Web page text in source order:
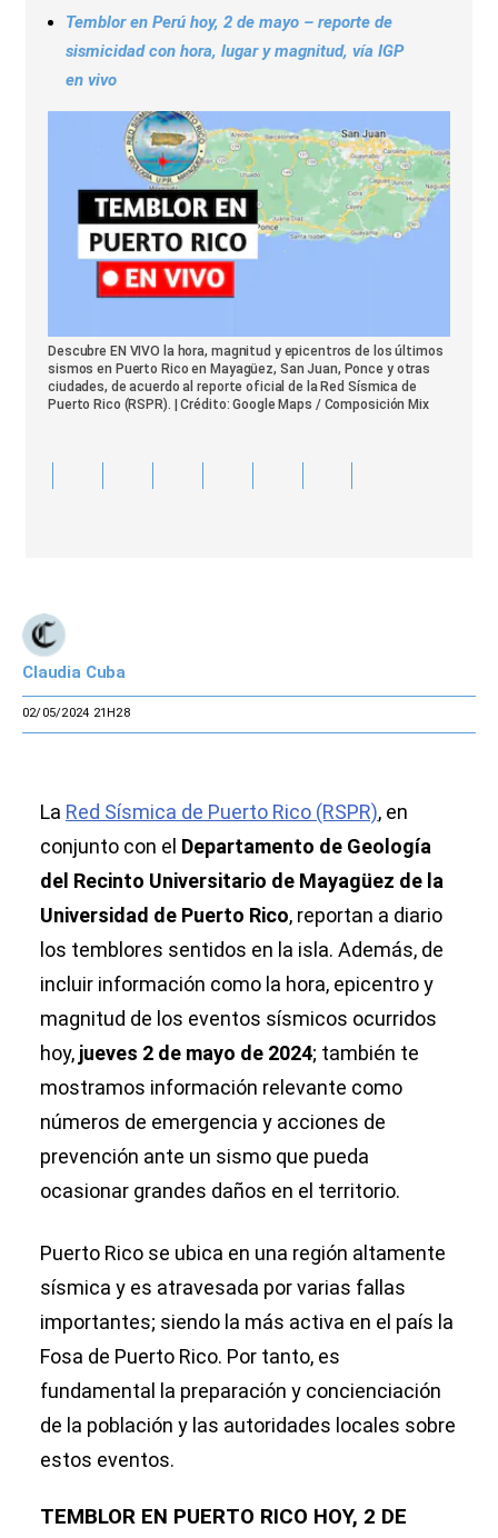
Temblor en Perú hoy, 2 de mayo – reporte de
sismicidad con hora, lugar y magnitud, vía IGP
en vivo
Descubre EN VIVO la hora, magnitud y epicentros de los últimos
sismos en Puerto Rico en Mayagüez, San Juan, Ponce y otras
ciudades, de acuerdo al reporte oficial de la Red Sísmica de
Puerto Rico (RSPR). | Crédito: Google Maps / Composición Mix
Claudia Cuba
02/05/2024 21H28
La Red Sísmica de Puerto Rico (RSPR), en
conjunto con el Departamento de Geología
del Recinto Universitario de Mayagüez de la
Universidad de Puerto Rico, reportan a diario
los temblores sentidos en la isla. Además, de
incluir información como la hora, epicentro y
magnitud de los eventos sísmicos ocurridos
hoy, jueves 2 de mayo de 2024; también te
mostramos información relevante como
números de emergencia y acciones de
prevención ante un sismo que pueda
ocasionar grandes daños en el territorio.
Puerto Rico se ubica en una región altamente
sísmica y es atravesada por varias fallas
importantes; siendo la más activa en el país la
Fosa de Puerto Rico. Por tanto, es
fundamental la preparación y concienciación
de la población y las autoridades locales sobre
estos eventos.
TEMBLOR EN PUERTO RICO HOY, 2 DE